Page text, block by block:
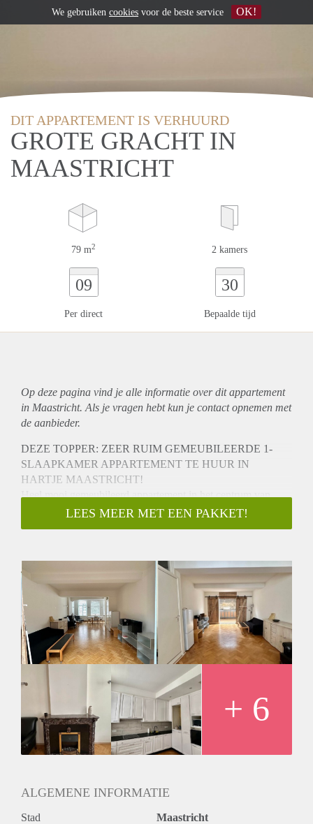
DIT APPARTEMENT IS VERHUURD
GROTE GRACHT IN
MAASTRICHT
79 m2 2 kamers
09
Per direct
30
Bepaalde tijd
Op deze pagina vind je alle informatie over ditappartement
in Maastricht. Als je vragen hebt kun je contact opnemen met
de aanbieder.
DEZE TOPPER: ZEER RUIM GEMEUBILEERDE 1-
SLAAPKAMER APPARTEMENT TE HUUR IN
HARTJE MAASTRICHT!
Heel mooi gemeubileerd appartement in het centrum van
Maastricht. Gelegen op loopafstand van winkels,
supermarkten, universiteiten en cultuur en culturele
pand.
Het gehele appartement is 79m2
Te huur voor maximaal 6 maanden!
LEES MEER MET EEN PAKKET!
+ 6
ALGEMENE INFORMATIE
Stad Maastricht
We gebruiken cookies voor de beste service OK!